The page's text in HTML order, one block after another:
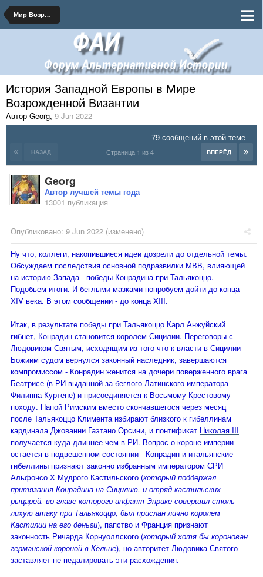
Мир Возрожденной Византии
История Западной Европы в Мире
Возрожденной Византии
Автор Georg, 9 Jun 2022
79 сообщений в этой теме
НАЗАД ВПЕРЁД
Страница 1 из 4
Georg
Автор лучшей темы года
13001 публикация
Опубликовано: 9 Jun 2022 (изменено)
Ну что, коллеги, накопившиеся идеи дозрели до отдельной темы.
Обсуждаем последствия основной подразвилки МВВ, влияющей
на историю Запада - победы Конрадина при Тальякоццо.
Подобьем итоги. И беглыми мазками попробуем дойти до конца
XIV века. В этом сообщении - до конца XIII.
Итак, в результате победы при Тальякоццо Карл Анжуйский
гибнет, Конрадин становится королем Сицилии. Переговоры с
Людовиком Святым, исходящим из того что к власти в Сицилии
Божиим судом вернулся законный наследник, завершаются
компромиссом - Конрадин женится на дочери поверженного врага
Беатрисе (в РИ выданной за беглого Латинского императора
Филиппа Куртене) и присоединяется к Восьмому Крестовому
походу. Папой Римским вместо скончавшегося через месяц
после Тальякоццо Климента избирают близкого к гибеллинам
кардинала Джованни Гаэтано Орсини, и понтификат Николая III
получается куда длиннее чем в РИ. Вопрос о короне империи
остается в подвешенном состоянии - Конрадин и итальянские
гибеллины признают законно избранным императором СРИ
Альфонсо X Мудрого Кастильского (который поддержал
притязания Конрадина на Сицилию, и отряд кастильских
рыцарей, во главе которого инфант Энрике совершил столь
лихую атаку при Тальякоццо, был прислан лично королем
Кастилии на его деньги), папство и Франция признают
законность Ричарда Корнуоллского (который хотя бы коронован
германской короной в Кёльне), но авторитет Людовика Святого
заставляет не педалировать эти расхождения.